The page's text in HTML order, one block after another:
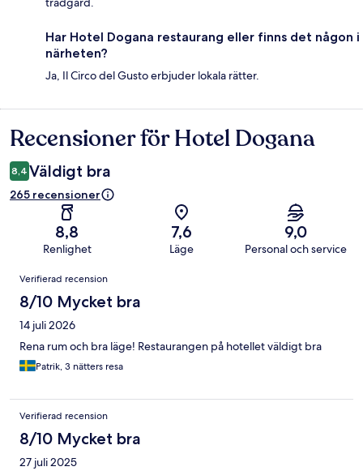
Har Hotel Dogana restaurang eller finns det någon i
närheten?
Ja, Il Circo del Gusto erbjuder lokala rätter.
Recensioner
Recensioner för Hotel Dogana
8,4 Väldigt bra
265 recensioner
8,8
Renlighet
7,6
Läge
9,0
Personal och service
Recensioner
Verifierad recension
8/10 Mycket bra
14 juli 2026
Rena rum och bra läge! Restaurangen på hotellet väldigt bra
Patrik, 3 nätters resa
Verifierad recension
8/10 Mycket bra
27 juli 2025